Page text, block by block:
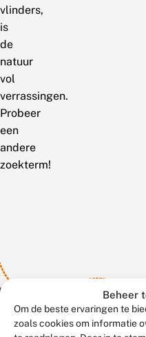
Beheer
Om de beste ervaringen te
zoals cookies om informatie
vlinders,
is
de
natuur
vol
verrassingen.
Probeer
een
andere
zoekterm!